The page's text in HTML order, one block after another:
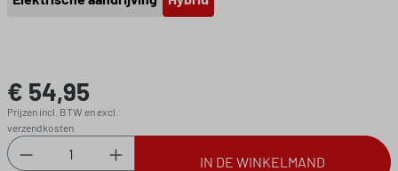
Normale prijs:
€ 54,95
Prijzen incl. BTW en excl.
verzendkosten
Producthoeveelheid: Voer de gewenste
IN DE WINKELMAND